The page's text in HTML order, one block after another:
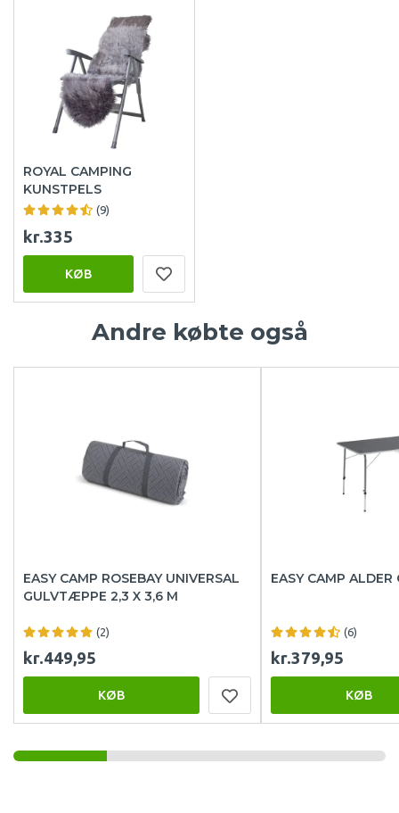
ROYAL CAMPING
KUNSTPELS
(9)
kr.335
KØB
Andre købte også
EASY CAMP ROSEBAY UNIVERSAL
GULVTÆPPE 2,3 X 3,6 M
(2)
kr.449,95
KØB
EASY CAMP
(6)
kr.379,95
KØB